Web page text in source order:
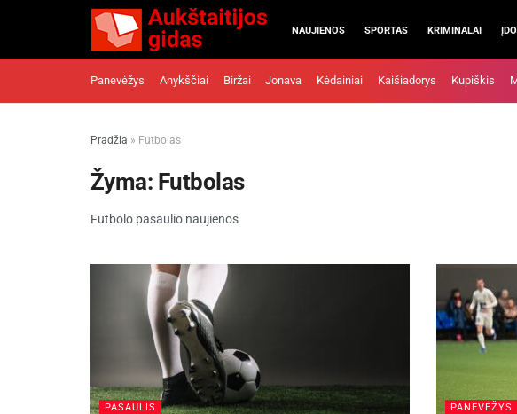
NAUJIENOS SPORTAS KRIMINALAI
Panevėžys Anykščiai Biržai Jonava Kėdainiai Kaišiadorys Kupiškis
Pradžia » Futbolas
Žyma: Futbolas
Futbolo pasaulio naujienos
PASAULIS PANEVĖŽYS